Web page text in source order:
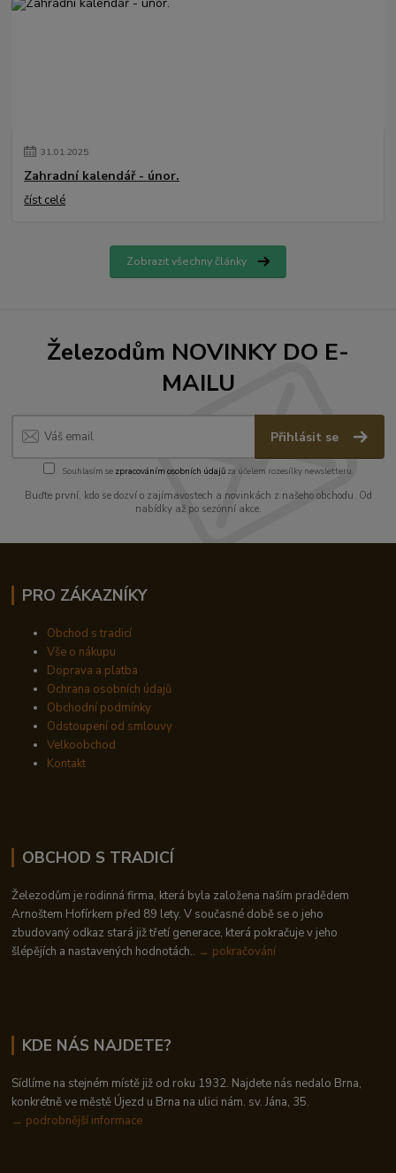
31.01.2025
Zahradní kalendář - únor.
číst celé
Zobrazit všechny články
Železodům NOVINKY DO E-
MAILU
Přihlásit se
Souhlasím se zpracováním osobních údajůza účelem rozesílky newsletteru.
Buďte první, kdo se dozví o zajímavostech a novinkách z našeho obchodu. Od
nabídky až po sezónní akce.
PRO ZÁKAZNÍKY
Obchod s tradicí
Vše o nákupu
Doprava a platba
Ochrana osobních údajů
Obchodní podmínky
Odstoupení od smlouvy
Velkoobchod
Kontakt
OBCHOD S TRADICÍ
Železodům je rodinná firma, která byla založena naším pradědem
Arnoštem Hofírkem před 89 lety. V současné době se o jeho
zbudovaný odkaz stará již třetí generace, která pokračuje v jeho
šlépějích a nastavených hodnotách.. → pokračování
KDE NÁS NAJDETE?
Sídlíme na stejném místě již od roku 1932. Najdete nás nedalo Brna,
konkrétně ve městě Újezd u Brna na ulici nám. sv. Jána, 35.
→ podrobnější informace